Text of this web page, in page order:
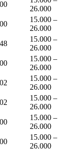
26.000
15.000 –
26.000
15.000 –
26.000
15.000 –
26.000
15.000 –
26.000
15.000 –
26.000
15.000 –
26.000
15.000 –
26.000